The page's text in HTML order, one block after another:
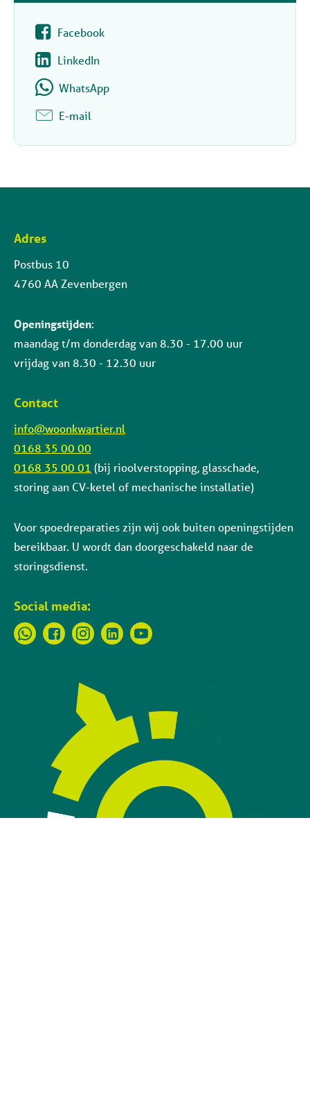
Facebook
LinkedIn
WhatsApp
E-mail
Contactinformatie
Adres
Postbus 10
4760 AA Zevenbergen
Openingstijden:
maandag t/m donderdag van 8.30 - 17.00 uur
vrijdag van 8.30 - 12.30 uur
Contact
info@woonkwartier.nl
0168 35 00 00
0168 35 00 01 (bij rioolverstopping, glasschade,
storing aan CV-ketel of mechanische installatie)
Voor spoedreparaties zijn wij ook buiten openingstijden
bereikbaar. U wordt dan doorgeschakeld naar de
storingsdienst.
Social media: